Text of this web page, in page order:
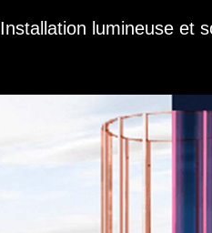
Installation lumineuse et